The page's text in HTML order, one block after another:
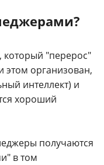
который "перерос"
этом организован,
интеллект) и
хороший
получаются
в том